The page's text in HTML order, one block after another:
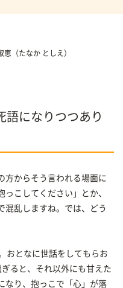
恵 （たなか としえ）
語になりつつあり
方からそう言われる場面に
こしてください」とか、
混乱しますね。では、どう
おとなに世話をしてもらお
ると、それ以外にも甘えた
なり、抱っこで「心」が落